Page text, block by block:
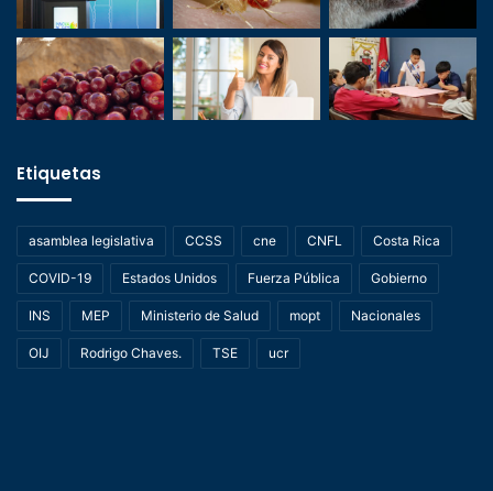
Etiquetas
asamblea legislativa CCSS cne CNFL Costa Rica
COVID-19 Estados Unidos Fuerza Pública Gobierno
INS MEP Ministerio de Salud mopt Nacionales
OIJ Rodrigo Chaves. TSE ucr